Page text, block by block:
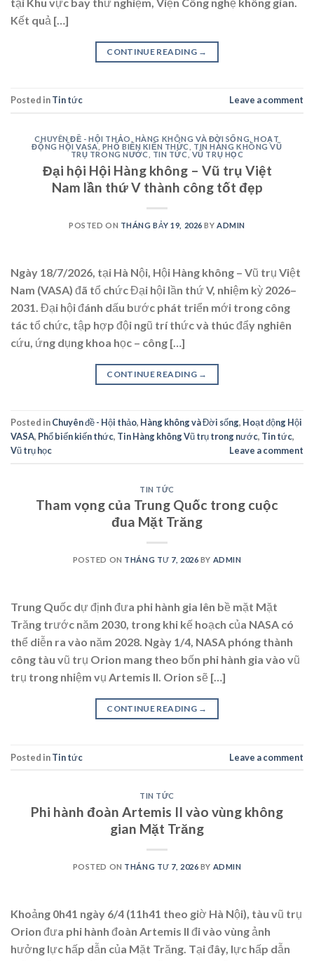
Kết quả […]
CONTINUE READING →
Posted inTin tức Leave a comment
CHUYÊN ĐỀ - HỘI THẢO HÀNG KHÔNG VÀ ĐỜI SỐNG ,HOẠT
ĐỘNG HỘI VASA, PHỔ BIẾN KIẾN THỨC
TIN HÀNG KHÔNG VŨ
TRỤ TRONG NƯỚC
TIN TỨC , VŨ TRỤ HỌC
Đại hội Hội Hàng không – Vũ trụ Việt
Nam lần thứ V thành công tốt đẹp
POSTED ON THÁNG BẢY 19, 2026 BY ADMIN
Ngày 18/7/2026, tại Hà Nội, Hội Hàng không – Vũ trụ Việt
Nam (VASA) đã tổ chức Đại hội lần thứ V, nhiệm kỳ 2026–
2031. Đại hội đánh dấu bước phát triển mới trong công
tác tổ chức, tập hợp đội ngũ trí thức và thúc đẩy nghiên
cứu, ứng dụng khoa học – công […]
CONTINUE READING →
Posted inChuyên đề - Hội thảo, Hàng không và Đời sống, Hoạt động Hội
VASA, Phổ biến kiến thức, Tin Hàng không Vũ trụ trong nước, Tin tức,
Vũ trụ học
Leave a comment
TIN TỨC
Tham vọng của Trung Quốc trong cuộc
đua Mặt Trăng
POSTED ON THÁNG TƯ 7, 2026 BY ADMIN
Trung Quốc dự định đưa phi hành gia lên bề mặt Mặt
Trăng trước năm 2030, trong khi kế hoạch của NASA có
thể diễn ra vào năm 2028. Ngày 1/4, NASA phóng thành
công tàu vũ trụ Orion mang theo bốn phi hành gia vào vũ
trụ trong nhiệm vụ Artemis II. Orion sẽ […]
CONTINUE READING →
Posted inTin tức Leave a comment
TIN TỨC
Phi hành đoàn Artemis II vào vùng không
gian Mặt Trăng
POSTED ON THÁNG TƯ 7, 2026 BY ADMIN
Khoảng 0h41 ngày 6/4 (11h41 theo giờ Hà Nội), tàu vũ trụ
Orion đưa phi hành đoàn Artemis II đi vào vùng ảnh
hưởng lực hấp dẫn của Mặt Trăng. Tại đây, lực hấp dẫn